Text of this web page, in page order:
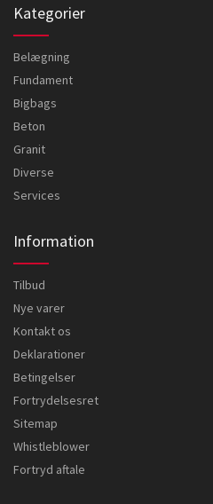
Kategorier
Belægning
Fundament
Bigbags
Beton
Granit
Diverse
Services
Information
Tilbud
Nye varer
Kontakt os
Deklarationer
Betingelser
Fortrydelsesret
Sitemap
Whistleblower
Fortryd aftale